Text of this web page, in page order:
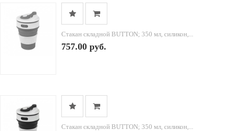
Стакан складной BUTTON; 350 мл, силикон,...
757.00 руб.
Стакан складной BUTTON; 350 мл, силикон,...